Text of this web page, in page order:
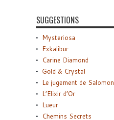
SUGGESTIONS
Mysteriosa
Exkalibur
Carine Diamond
Gold & Crystal
Le jugement de Salomon
L’Elixir d’Or
Lueur
Chemins Secrets